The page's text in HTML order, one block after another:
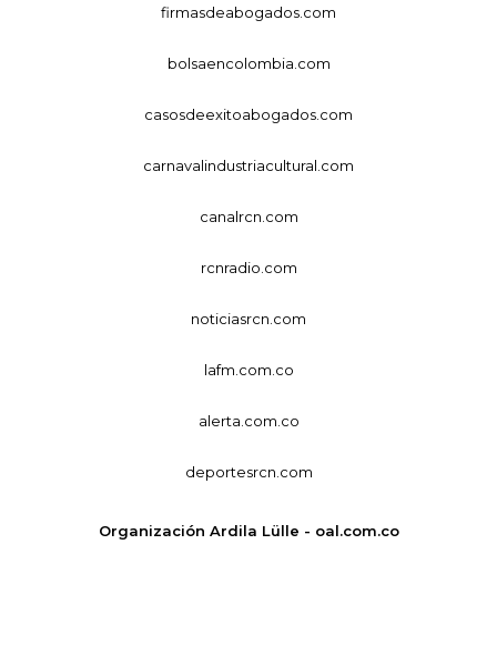
firmasdeabogados.com
bolsaencolombia.com
casosdeexitoabogados.com
carnavalindustriacultural.com
canalrcn.com
rcnradio.com
noticiasrcn.com
lafm.com.co
alerta.com.co
deportesrcn.com
Organización Ardila Lülle - oal.com.co